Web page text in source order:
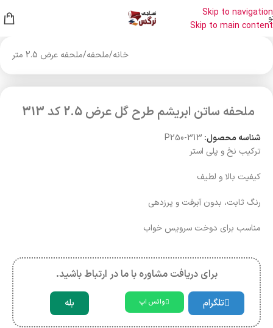
Skip to navigation
Skip to main content
خانه/ملحفه/ملحفه عرض 2.5 متر
ملحفه ساتن ابریشم طرح گل عرض 2.5 کد 313
شناسه محصول: P250-313
ترکیب نخ و پلی استر
کیفیت بالا و لطیف
رنگ ثابت، بدون آبرفت و پرزدهی
مناسب برای دوخت سرویس خواب
برای دریافت مشاوره با ما در ارتباط باشید.
تلگرام واتس اپ بله